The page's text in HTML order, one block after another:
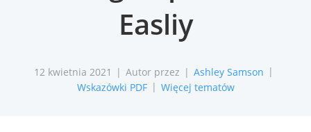
Easliy
12 kwietnia 2021 Autor przez
Ashley Samson
Wskazówki PDF
Więcej tematów